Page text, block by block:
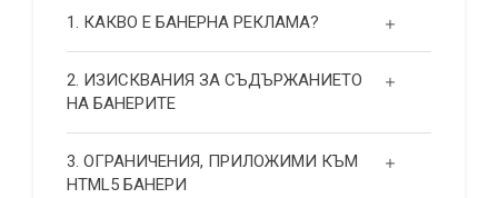
1. КАКВО Е БАНЕРНА РЕКЛАМА?
2. ИЗИСКВАНИЯ ЗА СЪДЪРЖАНИЕТО
НА БАНЕРИТЕ
3. ОГРАНИЧЕНИЯ, ПРИЛОЖИМИ КЪМ
HTML5 БАНЕРИ